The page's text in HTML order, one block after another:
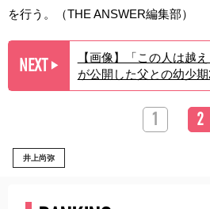
を行う。（THE ANSWER編集部）
NEXT ▶︎
【画像】「この人は越
が公開した父との幼少
1 2
井上尚弥